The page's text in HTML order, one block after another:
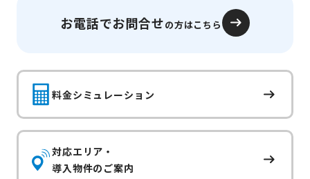
お電話でお問合せの方はこちら
料金シミュレーション
対応エリア・
導入物件のご案内